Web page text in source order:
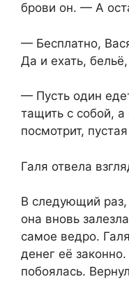
брови он. — А
— Бесплатно,
Да и ехать,
— Пусть один
тащить с собой,
посмотрит,
Галя отвела
В следующий
она вновь
самое ведро.
денег её
побоялась.